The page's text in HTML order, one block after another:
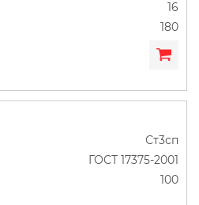
16
180
Ст3сп
ГОСТ 17375-2001
100